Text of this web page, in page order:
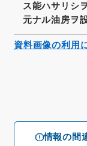
情報の間
ス能ハサリシ
元ナル油房ヲ
資料画像の利用